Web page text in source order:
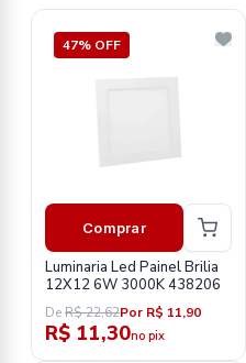
47% OFF
Comprar
Luminaria Led Painel Brilia
12X12 6W 3000K 438206
DeR$ 22,62Por R$ 11,90
R$ 11,30no pix